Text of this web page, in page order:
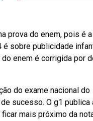
prova do enem, pois é
é sobre publicidade
enem é corrigida por
do exame nacional do
sucesso. O g1 publica
mais próximo da